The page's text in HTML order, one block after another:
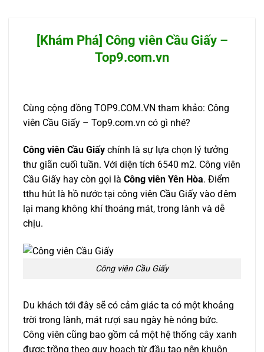
[Khám Phá] Công viên Cầu Giấy –
Top9.com.vn
Cùng cộng đồng TOP9.COM.VN tham khảo: Công
viên Cầu Giấy – Top9.com.vn có gì nhé?
Công viên Cầu Giấy chính là sự lựa chọn lý tưởng
thư giãn cuối tuần. Với diện tích 6540 m2. Công viên
Cầu Giấy hay còn gọi là Công viên Yên Hòa. Điểm
tthu hút là hồ nước tại công viên Cầu Giấy vào đêm
lại mang không khí thoáng mát, trong lành và dễ
chịu.
Công viên Cầu Giấy
Du khách tới đây sẽ có cảm giác ta có một khoảng
trời trong lành, mát rượi sau ngày hè nóng bức.
Công viên cũng bao gồm cả một hệ thống cây xanh
được trồng theo quy hoạch từ đầu tạo nên khuôn